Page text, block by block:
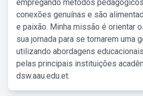
empregando métodos
conexões genuínas e são
e paixão. Minha missão é orientar
sua jornada para se tornarem uma
utilizando abordagens
pelas principais instituições
dsw.aau.edu.et.